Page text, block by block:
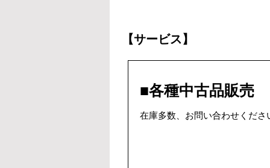
【サービス】
■各種中古品販売
在庫多数、お問い合わせくださ